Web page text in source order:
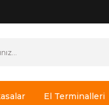
El Terminalleri